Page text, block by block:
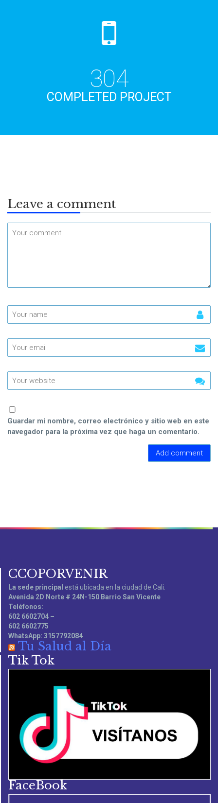
325
COMPLETED PROJECT
Leave a comment
Guardar mi nombre, correo electrónico y sitio web en este
navegador para la próxima vez que haga un comentario.
CCOPORVENIR
La sede principal está ubicada en la ciudad de Cali.
Avenida 2D Norte # 24N-150 Barrio San Vicente
Teléfonos:
602 6602704 –
602 6602775
WhatsApp: 3157792084
Tu Salud al Día
Tik Tok
FaceBook